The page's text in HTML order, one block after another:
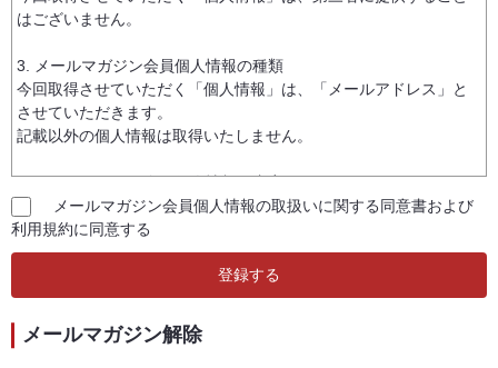
メールマガジン会員個人情報の取扱いに関する同意書および
利用規約に同意する
メールマガジン解除